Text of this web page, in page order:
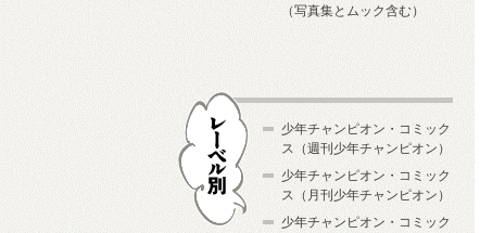
（写真集とムック含む）
少年チャンピオン・コミック
ス（週刊少年チャンピオン）
少年チャンピオン・コミック
ス（月刊少年チャンピオン）
少年チャンピオン・コミック